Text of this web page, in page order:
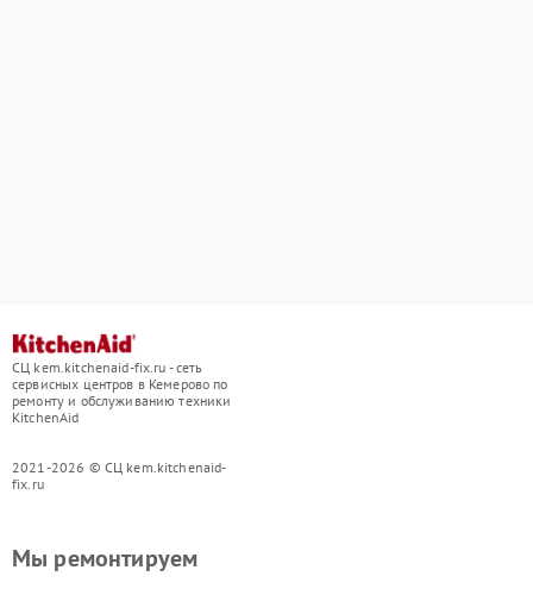
СЦ kem.kitchenaid-fix.ru - сеть
сервисных центров в Кемерово по
ремонту и обслуживанию техники
KitchenAid
2021-2026 © СЦ kem.kitchenaid-
fix.ru
Мы ремонтируем